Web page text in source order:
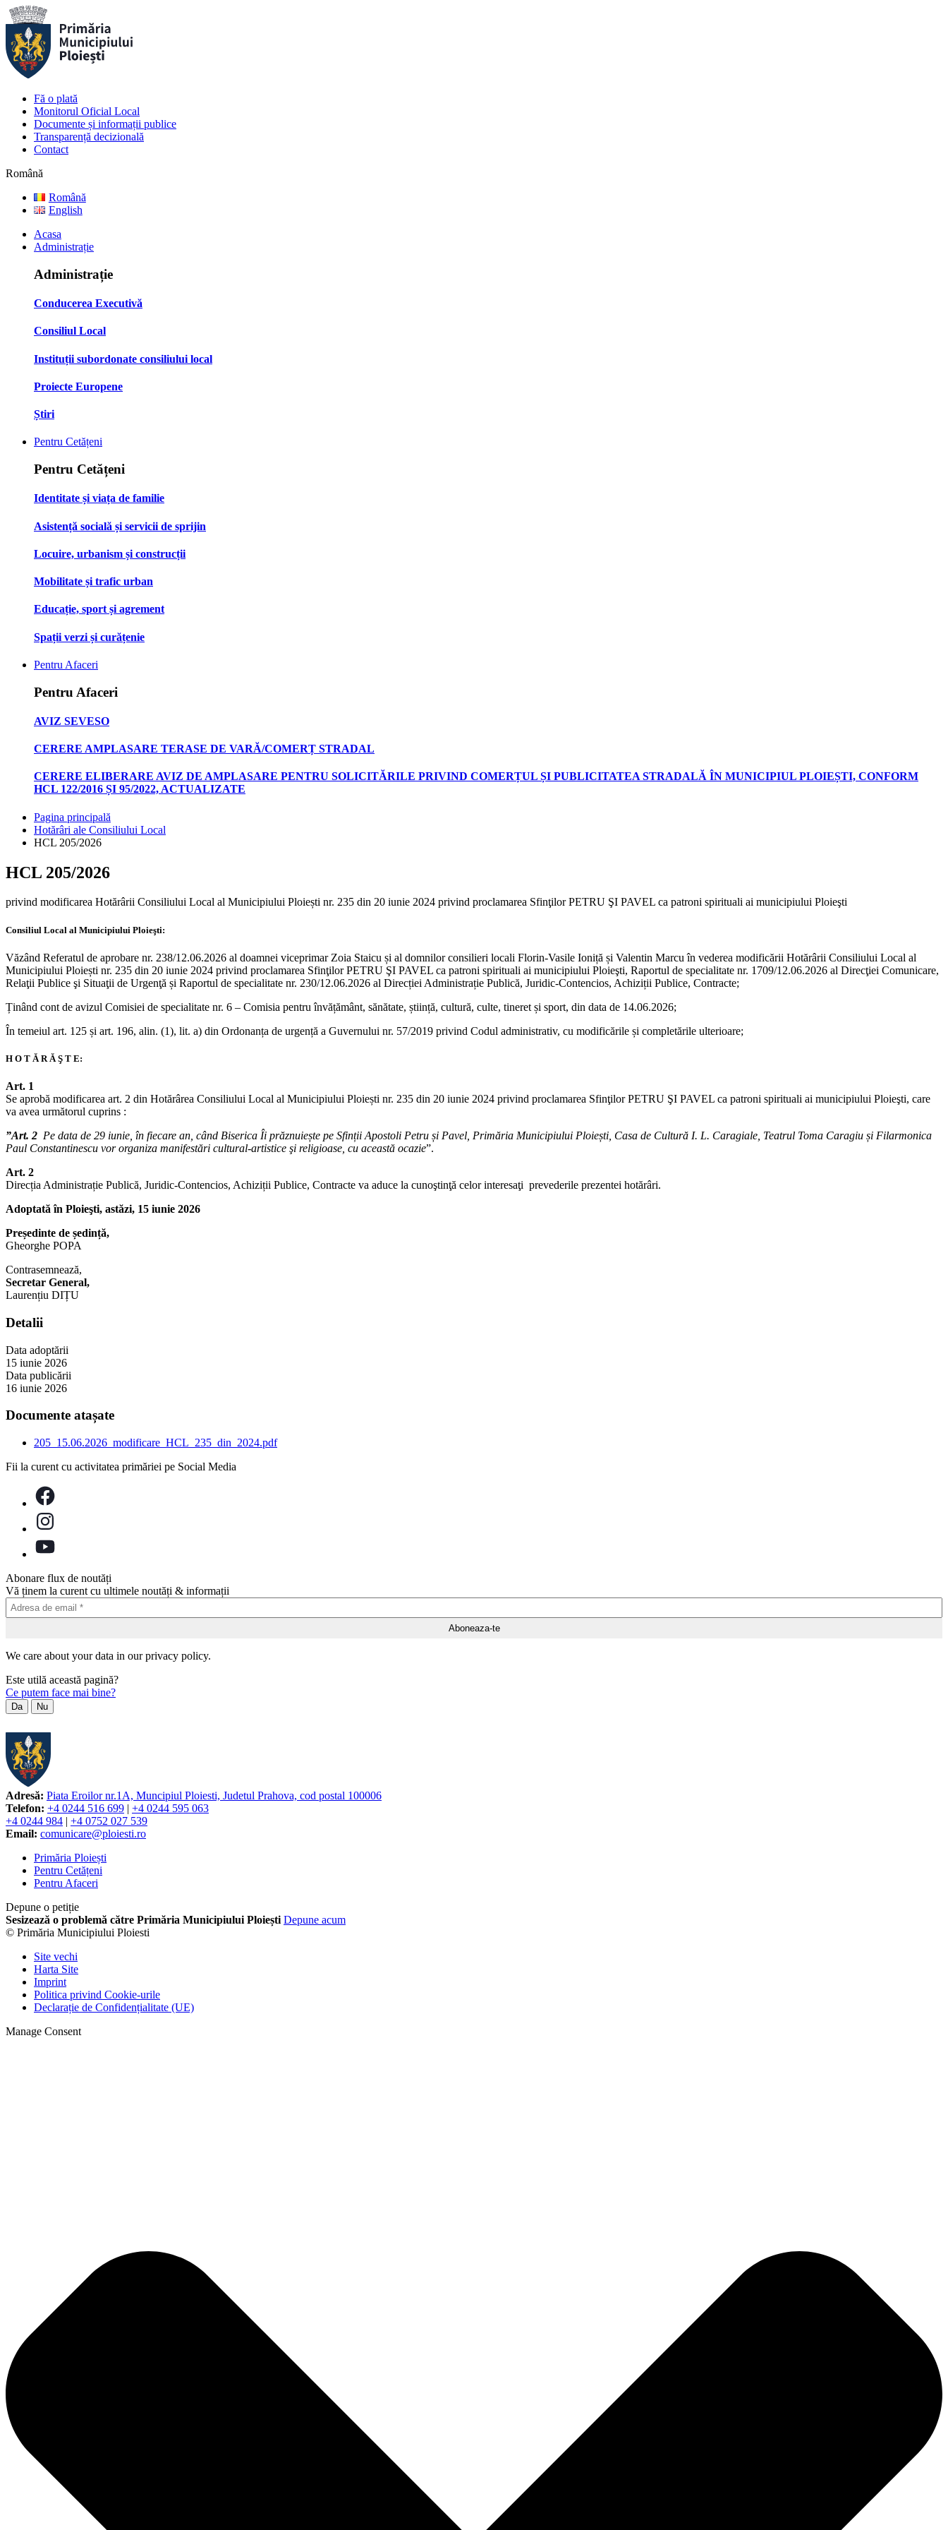
Fă o plată
Monitorul Oficial Local
Documente și informații publice
Transparență decizională
Contact
Română
Română
English
Acasa
Administrație
Administrație
Conducerea Executivă
Consiliul Local
Instituții subordonate consiliului local
Proiecte Europene
Știri
Pentru Cetățeni
Pentru Cetățeni
Identitate și viața de familie
Asistență socială și servicii de sprijin
Locuire, urbanism și construcții
Mobilitate și trafic urban
Educație, sport și agrement
Spații verzi și curățenie
Pentru Afaceri
Pentru Afaceri
AVIZ SEVESO
CERERE AMPLASARE TERASE DE VARĂ/COMERȚ STRADAL
CERERE ELIBERARE AVIZ DE AMPLASARE PENTRU SOLICITĂRILE PRIVIND COMERȚUL ȘI PUBLICITATEA STRADALĂ ÎN MUNICIPIUL PLOIEȘTI, CONFORM
HCL 122/2016 ȘI 95/2022, ACTUALIZATE
Pagina principală
Hotărâri ale Consiliului Local
HCL 205/2026
HCL 205/2026
privind modificarea Hotărârii Consiliului Local al Municipiului Ploiești nr. 235 din 20 iunie 2024 privind proclamarea Sfinţilor PETRU ŞI PAVEL ca patroni spirituali ai municipiului Ploieşti
Consiliul Local al Municipiului Ploieşti:
Văzând Referatul de aprobare nr. 238/12.06.2026 al doamnei viceprimar Zoia Staicu și al domnilor consilieri locali Florin-Vasile Ioniță și Valentin Marcu în vederea modificării Hotărârii Consiliului Local al
Municipiului Ploiești nr. 235 din 20 iunie 2024 privind proclamarea Sfinţilor PETRU ŞI PAVEL ca patroni spirituali ai municipiului Ploieşti, Raportul de specialitate nr. 1709/12.06.2026 al Direcţiei Comunicare,
Relaţii Publice şi Situaţii de Urgenţă și Raportul de specialitate nr. 230/12.06.2026 al Direcției Administrație Publică, Juridic-Contencios, Achiziții Publice, Contracte;
Ținând cont de avizul Comisiei de specialitate nr. 6 – Comisia pentru învățământ, sănătate, știință, cultură, culte, tineret și sport, din data de 14.06.2026;
În temeiul art. 125 și art. 196, alin. (1), lit. a) din Ordonanța de urgență a Guvernului nr. 57/2019 privind Codul administrativ, cu modificările și completările ulterioare;
H O T Ă R Ă Ş T E:
Art. 1
Se aprobă modificarea art. 2 din Hotărârea Consiliului Local al Municipiului Ploiești nr. 235 din 20 iunie 2024 privind proclamarea Sfinţilor PETRU ŞI PAVEL ca patroni spirituali ai municipiului Ploieşti, care
va avea următorul cuprins :
”Art. 2 Pe data de 29 iunie, în fiecare an, când Biserica Îi prăznuiește pe Sfinții Apostoli Petru și Pavel, Primăria Municipiului Ploiești, Casa de Cultură I. L. Caragiale, Teatrul Toma Caragiu și Filarmonica
Paul Constantinescu vor organiza manifestări cultural-artistice şi religioase, cu această ocazie”.
Art. 2
Direcția Administrație Publică, Juridic-Contencios, Achiziții Publice, Contracte va aduce la cunoştinţă celor interesaţi prevederile prezentei hotărâri.
Adoptată în Ploieşti, astăzi, 15 iunie 2026
Președinte de ședință,
Gheorghe POPA
Contrasemnează,
Secretar General,
Laurențiu DIȚU
Detalii
Data adoptării
15 iunie 2026
Data publicării
16 iunie 2026
Documente atașate
205_15.06.2026_modificare_HCL_235_din_2024.pdf
Fii la curent cu activitatea primăriei pe Social Media
Abonare flux de noutăți
Vă ținem la curent cu ultimele noutăți & informații
We care about your data in our privacy policy.
Este utilă această pagină?
Ce putem face mai bine?
Da Nu
Adresă: Piata Eroilor nr.1A, Muncipiul Ploiesti, Judetul Prahova, cod postal 100006
Telefon: +4 0244 516 699 | +4 0244 595 063
+4 0244 984 | +4 0752 027 539
Email: comunicare@ploiesti.ro
Primăria Ploiești
Pentru Cetățeni
Pentru Afaceri
Depune o petiție
Sesizează o problemă către Primăria Municipiului Ploiești Depune acum
© Primăria Municipiului Ploiesti
Site vechi
Harta Site
Imprint
Politica privind Cookie-urile
Declarație de Confidențialitate (UE)
Manage Consent